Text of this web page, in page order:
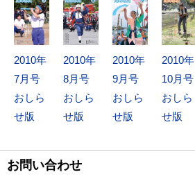
2010年
7月号
おしら
せ版
2010年
8月号
おしら
せ版
2010年
9月号
おしら
せ版
2010年
10月号
おしら
せ版
お問い合わせ